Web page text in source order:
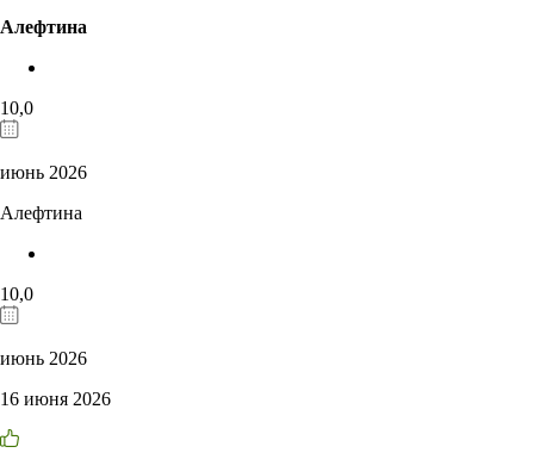
Алефтина
10,0
июнь 2026
Алефтина
10,0
июнь 2026
16 июня 2026